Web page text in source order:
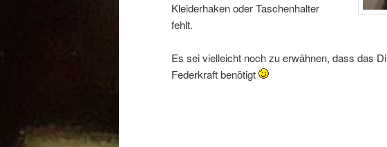
Kleiderhaken oder Taschenhalter
fehlt.
Es sei vielleicht noch zu erwähnen, dass das
Federkraft benötigt